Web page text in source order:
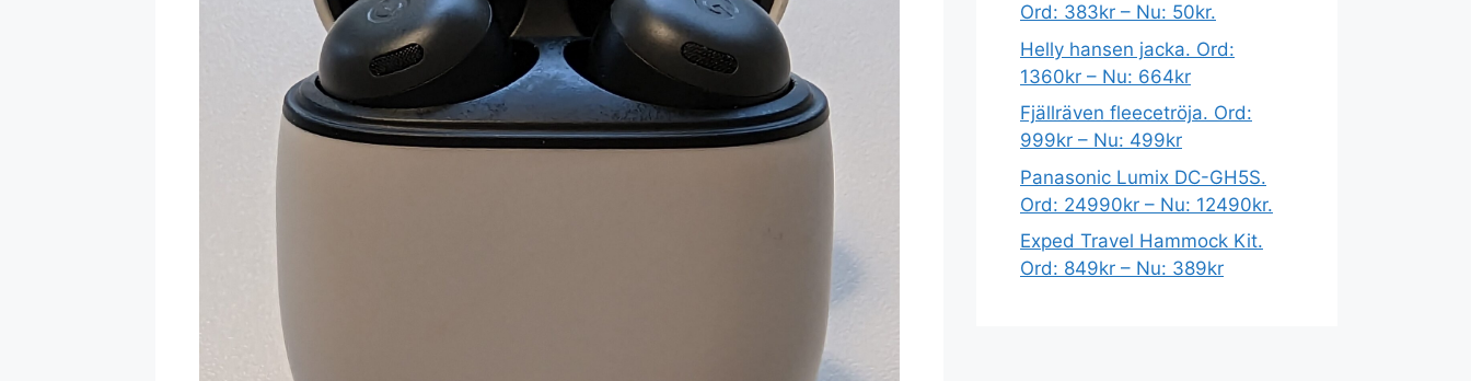
Ord: 383kr – Nu: 50kr.
Helly hansen jacka. Ord:
1360kr – Nu: 664kr
Fjällräven fleecetröja. Ord:
999kr – Nu: 499kr
Panasonic Lumix DC-GH5S.
Ord: 24990kr – Nu: 12490kr.
Exped Travel Hammock Kit.
Ord: 849kr – Nu: 389kr